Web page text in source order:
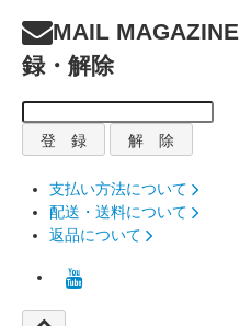
MAIL MAGAZINE
録・解除
支払い方法について
配送・送料について
返品について